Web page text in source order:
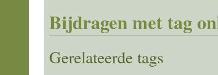
Bijdragen met tag
Gerelateerde tags